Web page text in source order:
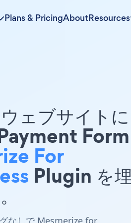
Plans & PricingAboutResources
ェブサイト
Form
For
Plugin を
なしで Mesmerize for